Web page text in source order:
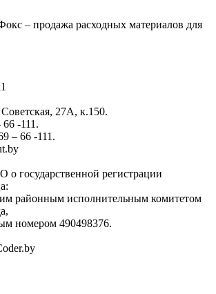
– продажа расходных материалов для
27А, к.150.
-111.
– 66 -111.
регистрации
районным исполнительным комитетом
номером 490498376.